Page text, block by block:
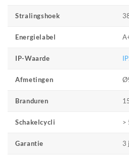
Stralingshoek
Energielabel
IP-Waarde
Afmetingen
Branduren
Schakelcycli >
Garantie 3